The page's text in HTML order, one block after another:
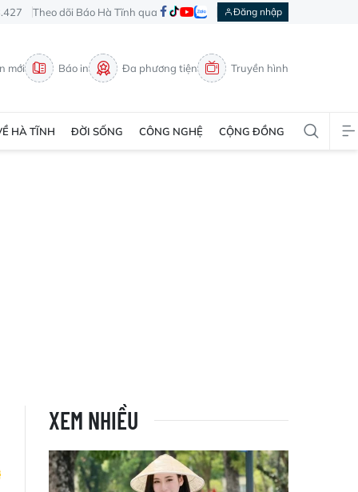
Theo dõi Báo Hà Tĩnh qua Đăng nhập
mới Báo in Đa phương tiện Truyền hình
HÀ TĨNH ĐỜI SỐNG CÔNG NGHỆ CỘNG ĐỒNG
XEM NHIỀU